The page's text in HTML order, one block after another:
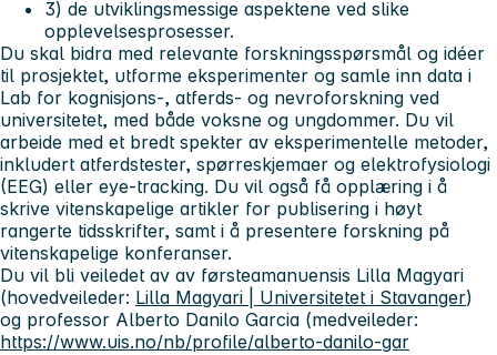
3) de utviklingsmessige aspektene ved slike
opplevelsesprosesser.
Du skal bidra med relevante forskningsspørsmål og idéer
til prosjektet, utforme eksperimenter og samle inn data i
Lab for kognisjons-, atferds- og nevroforskning ved
universitetet, med både voksne og ungdommer. Du vil
arbeide med et bredt spekter av eksperimentelle metoder,
inkludert atferdstester, spørreskjemaer og elektrofysiologi
(EEG) eller eye-tracking. Du vil også få opplæring i å
skrive vitenskapelige artikler for publisering i høyt
rangerte tidsskrifter, samt i å presentere forskning på
vitenskapelige konferanser.
Du vil bli veiledet av av førsteamanuensis Lilla Magyari
(hovedveileder: Lilla Magyari | Universitetet i Stavanger)
og professor Alberto Danilo Garcia (medveileder:
https://www.uis.no/nb/profile/alberto-danilo-gar